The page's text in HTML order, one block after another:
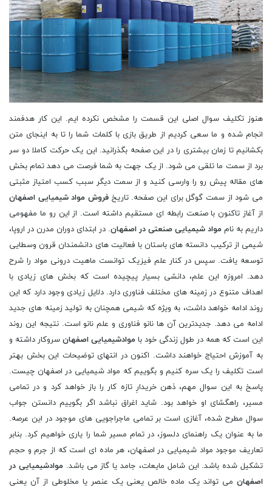
هنوز تکلیف سوال اصلی این قسمت را مشخص نکرده ایم. این کار هدفمند
انجام شده و ما سعی کردیم از طریق بازی با کلمات شما را تا به اینجای متن
بکشانیم تا زمان بیشتری را در این صفحه بگذرانید. این یک حرکت کاملا دو سر
برد از سمت ما تلقی می شود. از یک جهت به شما فرصت می دهد تمام بخش
های مقاله پیش رو را وارسی کنید و از سمت دیگر سبب کسب امتیاز مثبتی
می شود از سمت گوگل برای این صفحه. تاریخ فروش مواد شیمیایی اصفهان
از آغاز تاکنون با صنعت رابطه‌ ای مستقیم داشته ‌است. از این رو ما مفهومی
داریم به نام مواد شیمیایی صنعتی در اصفهان. در ابتدای دوران مدرن در اروپا،
شیمی ‌از ترکیب دانسته‌ های باستان با فعالیت ‌های دانشمندان قرون وسطایی
توسعه یافت. سپس در کنار علم فیزیک توانست ماهیت درونی مواد را شرح
دهد. امروزه این علم، ‌دانشی بسیار پیچیده ‌است که بخش‌ های زیادی با
اهداف متنوع در زمینه‌ های مختلف فناوری دارد. دلایل زیادی وجود دارد که این
روند ادامه خواهد داشت، به ویژه که شیمی ‌همچنان به تولید زمینه‌ های جدید
ادامه می ‌دهد. جدیدترین آن ‌ها نانو فناوری و علم نانو است. نتيجه اين روند
اين است که همه در طول زندگی خود با موادشیمیایی اصفهان سروكار داشته و
به آموزش احتياج خواهند داشت. اکنون در انتهای توضیحات این بخش بهتر
است تکلیف را یک سره کنیم و بگوییم که مواد شیمیایی در اصفهان چیست.
پاسخ به این سوال مهم، ذهن خریدارِ تازه کار را باز خواهد کرد و در تمامی
مسیر، راهگشای او خواهد بود. شاید اغراق نباشد اگر بگوییم دانستن جواب
سوال مطرح شده، آغازی است بر تمامی ماجراجویی های موجود در این عرصه.
ما به عنوان یک راهنمای دلسوز، در تمام مسیر شما را یاری خواهیم کرد. بنابر
تعاریف موجود مواد شیمیایی در اصفهان، هر ماده ای است که از جرم و حجم
تشکیل شده باشد. این شامل مایعات، جامد یا گاز می باشد. موادشیمیایی در
اصفهان می تواند یک ماده خالص یعنی یک عنصر یا مخلوطی از آن یعنی